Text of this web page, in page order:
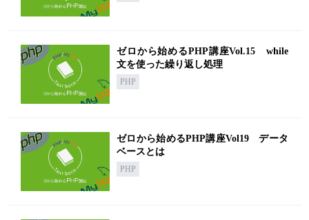
ゼロから始めるPHP講座Vol.15 while
文を使った繰り返し処理
PHP
ゼロから始めるPHP講座Vol19 データ
ベースとは
PHP